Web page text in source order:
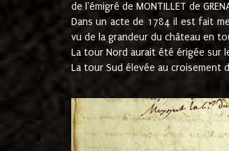
de l'émigré de MONTILLET de
Dans un acte de 1784 il est fait
vu de la grandeur du château en
La tour Nord aurait été érigée sur
La tour Sud élevée au croisement